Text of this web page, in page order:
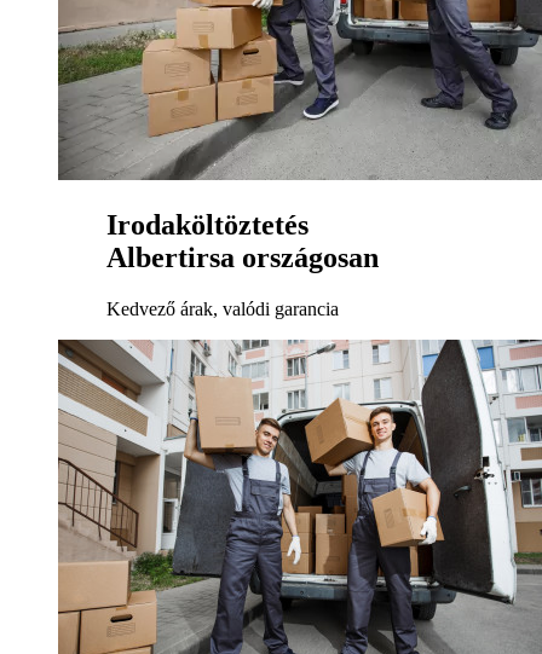
Irodaköltöztetés
Albertirsa országosan
Kedvező árak, valódi garancia